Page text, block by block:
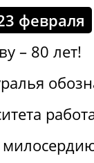
февраля
– 80 лет!